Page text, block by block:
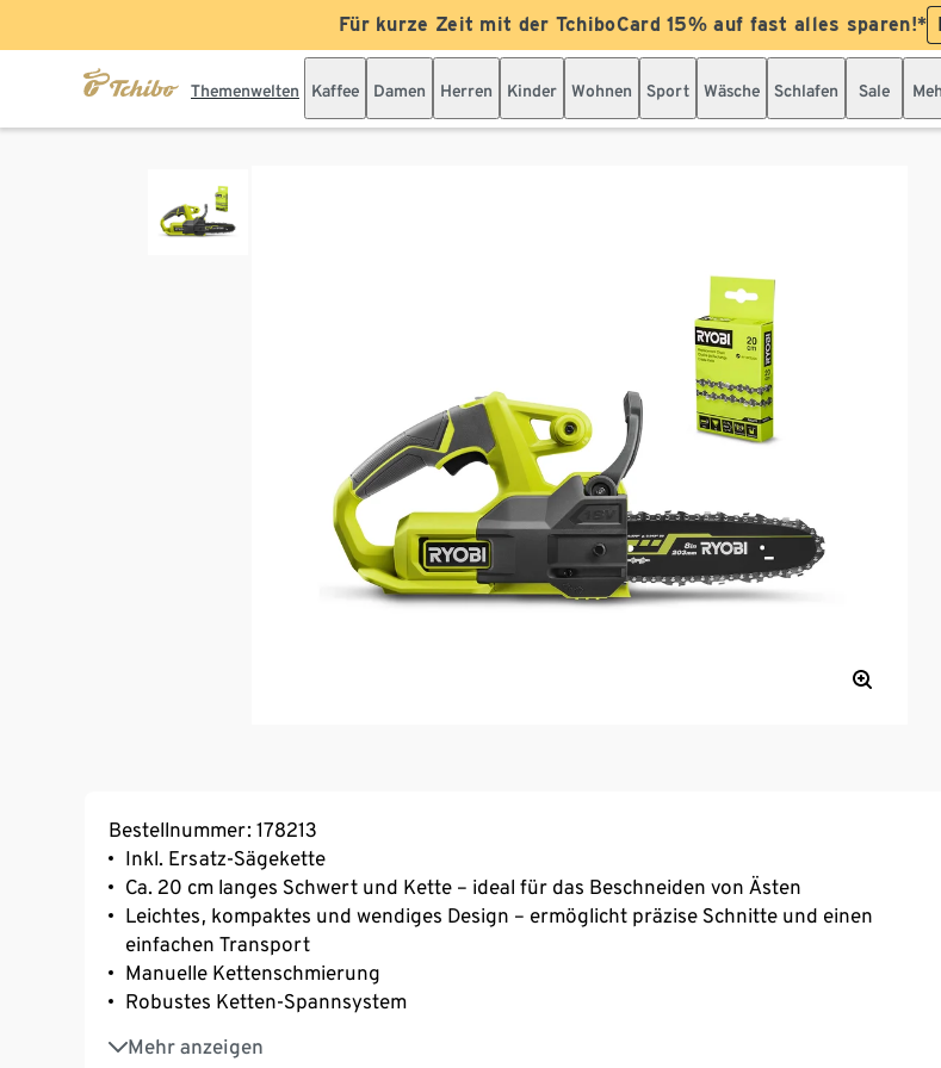
Für kurze Zeit mit der TchiboCard 15% auf fast alles sparen!*
Themenwelten Kaffee Damen Herren Kinder Wohnen Sport Wäsche Schlafen Sale
Bestellnummer: 178213
Inkl. Ersatz-Sägekette
Ca. 20 cm langes Schwert und Kette – ideal für das Beschneiden von Ästen
Leichtes, kompaktes und wendiges Design – ermöglicht präzise Schnitte und einen
einfachen Transport
Manuelle Kettenschmierung
Robustes Ketten-Spannsystem
Mehr anzeigen
Zusätzlicher Platz für die Aufbewahrung des Werkzeuges
Akkusystem Ryobi ONE+